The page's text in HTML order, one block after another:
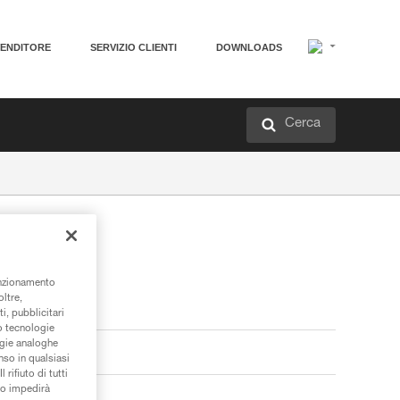
SERVIZIO CLIENTI DOWNLOADS
Cerca
pubblicitari
tecnologie
analoghe
in qualsiasi
rifiuto di tutti
impedirà